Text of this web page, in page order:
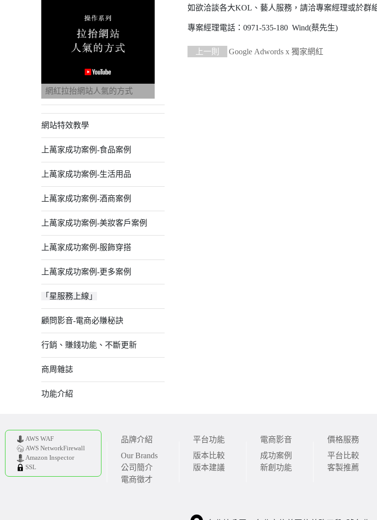
網紅拉抬網站人氣的方式
網站特效教學
上萬家成功案例-食品案例
上萬家成功案例-生活用品
上萬家成功案例-酒商案例
上萬家成功案例-美妝客戶案例
上萬家成功案例-服飾穿搭
上萬家成功案例-更多案例
「星服務上線」
顧問影音-電商必賺秘訣
行銷、賺錢功能、不斷更新
商周雜誌
功能介紹
如欲洽談各大KOL、藝人服務，請洽專案經理或於群
專案經理電話：0971-535-180 Wind(蔡先生)
上一則 Google Adwords x 獨家網紅
AWS WAF
AWS NetworkFirewall
Amazon Inspector
SSL
品牌介紹
Our Brands
公司簡介
電商徵才
平台功能
版本比較
版本建議
電商影音
成功案例
新創功能
價格服務
平台比較
客製推薦